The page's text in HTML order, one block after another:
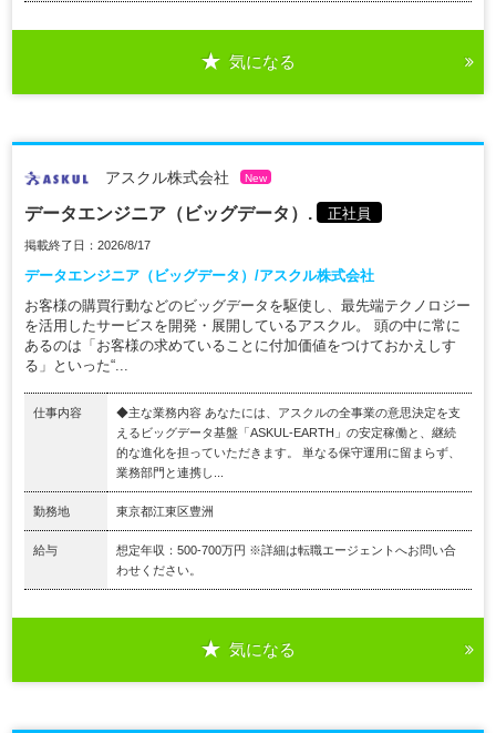
気になる
アスクル株式会社 New
データエンジニア（ビッグデータ）. 正社員
掲載終了日：2026/8/17
データエンジニア（ビッグデータ）/アスクル株式会社
お客様の購買行動などのビッグデータを駆使し、最先端テクノロジー
を活用したサービスを開発・展開しているアスクル。 頭の中に常に
あるのは「お客様の求めていることに付加価値をつけておかえしす
る」といった“...
仕事内容
◆主な業務内容 あなたには、アスクルの全事業の意思決定を支
えるビッグデータ基盤「ASKUL-EARTH」の安定稼働と、継続
的な進化を担っていただきます。 単なる保守運用に留まらず、
業務部門と連携し...
勤務地 東京都江東区豊洲
給与
想定年収：500-700万円 ※詳細は転職エージェントへお問い合
わせください。
気になる